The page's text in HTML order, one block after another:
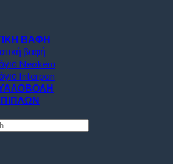
ΒΑΦΗ
βαφή
Neokem
Interpon